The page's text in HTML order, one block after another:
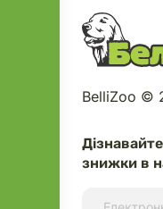
знижки в
BelliZoo ©